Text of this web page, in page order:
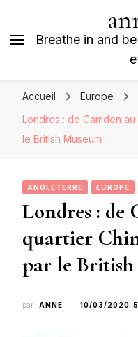
Breathe in and
Accueil Europe
Londres : de Camden
le British Museum
ANGLETERRE EUROPE
Londres : de
quartier
par le
par ANNE 10/03/2020